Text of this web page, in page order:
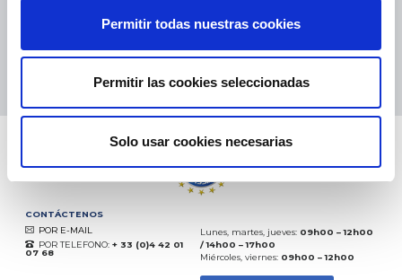
Permitir todas nuestras cookies
Permitir las cookies seleccionadas
Solo usar cookies necesarias
08.08.2026 MÁS
Basado en37872 opiniones
CONTÁCTENOS
POR E-MAIL
POR TELEFONO: + 33 (0)4 42 01
07 68
Lunes, martes, jueves: 09h00 – 12h00
/ 14h00 – 17h00
Miércoles, viernes: 09h00 – 12h00